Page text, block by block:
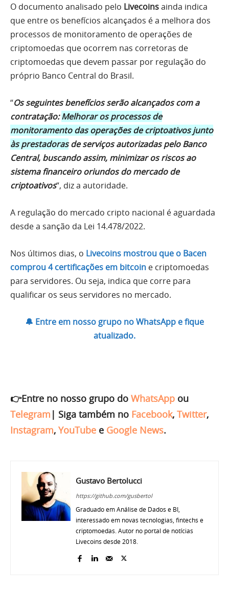
O documento analisado pelo Livecoinsainda indica
que entre os benefícios alcançados é a melhora dos
processos de monitoramento de operações de
criptomoedas que ocorrem nas corretoras de
criptomoedas que devem passar por regulação do
próprio Banco Central do Brasil.
“Os seguintes benefícios serão alcançados com a
contratação:Melhorar os processos de
monitoramento das operações de criptoativos junto
às prestadorasde serviços autorizadas pelo Banco
Central, buscando assim, minimizar os riscos ao
sistema financeiro oriundos do mercado de
criptoativos“, diz a autoridade.
A regulação do mercado cripto nacional é aguardada
desde a sanção da Lei 14.478/2022.
Nos últimos dias, o Livecoins mostrou que o Bacen
comprou 4 certificações em bitcoin e criptomoedas
para servidores. Ou seja, indica que corre para
qualificar os seus servidores no mercado.
🔔 Entre em nosso grupo no WhatsApp e fique
atualizado.
👉Entre no nosso grupo do WhatsApp ou
Telegram | Siga também no Facebook, Twitter,
Instagram, YouTube e Google News.
Gustavo Bertolucci
https://github.com/gusbertol
Graduado em Análise de Dados e BI,
interessado em novas tecnologias, fintechs e
criptomoedas. Autor no portal de notícias
Livecoins desde 2018.